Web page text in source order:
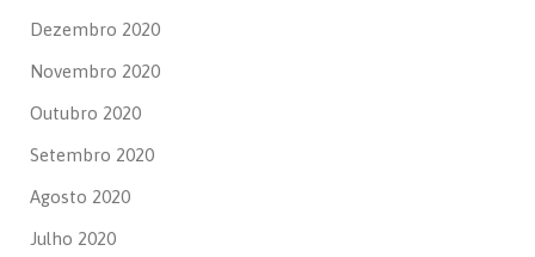
Dezembro 2020
Novembro 2020
Outubro 2020
Setembro 2020
Agosto 2020
Julho 2020